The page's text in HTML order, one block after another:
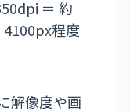
＝ 約
程度
解像度や画